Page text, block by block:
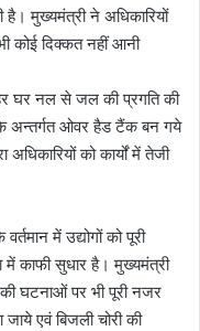
मुख्यमंत्री ने अधिकारियों
कोई दिक्कत नहीं आनी
घर नल से जल की प्रगति की
के अन्तर्गत ओवर हैड टैंक बन गये
अधिकारियों को कार्यों में तेजी
वर्तमान में उद्योगों को पूरी
में काफी सुधार है। मुख्यमंत्री
की घटनाओं पर भी पूरी नजर
एवं बिजली चोरी की